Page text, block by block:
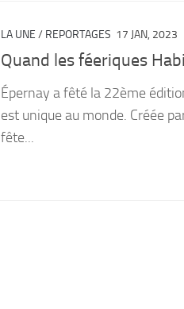
LA UNE / REPORTAGES 17 JAN, 2023
Quand les féeriques
Épernay a fêté la 22ème
est unique au monde. Créée
fête...